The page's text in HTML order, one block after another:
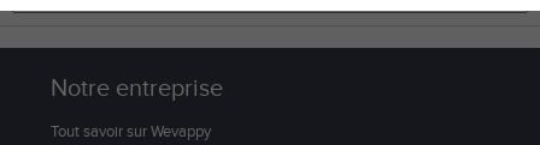
Notre entreprise
Tout savoir sur Wevappy